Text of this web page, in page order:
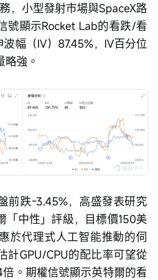
，小型發射市場與SpaceX路
號顯示Rocket Lab的看跌/看
幅（IV）87.45%，IV百分位
強。
前跌-3.45%，高盛發表研究
「中性」評級，目標價150美
於代理式人工智能推動的伺
計GPU/CPU的配比率可望從
倍。期權信號顯示英特爾的看